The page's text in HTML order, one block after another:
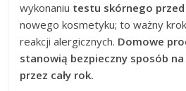
wykonaniu testu skórnego
nowego kosmetyku; to ważny
reakcji alergicznych. Domowe
stanowią bezpieczny sposób
przez cały rok.